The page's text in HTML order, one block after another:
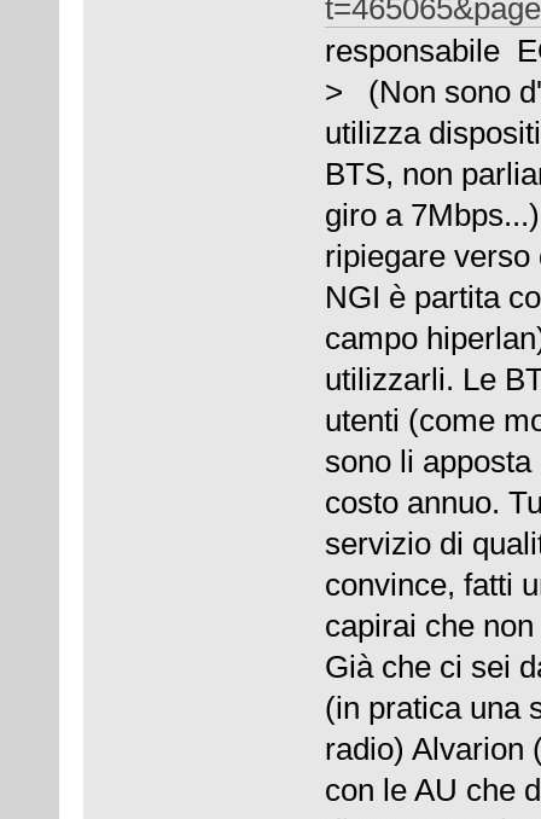
responsabile
> (Non sono
utilizza
BTS, non
giro a
ripiegare
NGI è partita
campo
utilizzarli. Le
utenti (come
sono li
costo annuo.
servizio di
convince, fatti
capirai che
Già che ci sei
(in pratica una
radio) Alvarion
con le AU che